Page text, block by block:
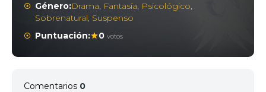
Género:Drama, Fantasía, Psicológico,
Sobrenatural, Suspenso
Puntuación:
0 votos
Comentarios 0